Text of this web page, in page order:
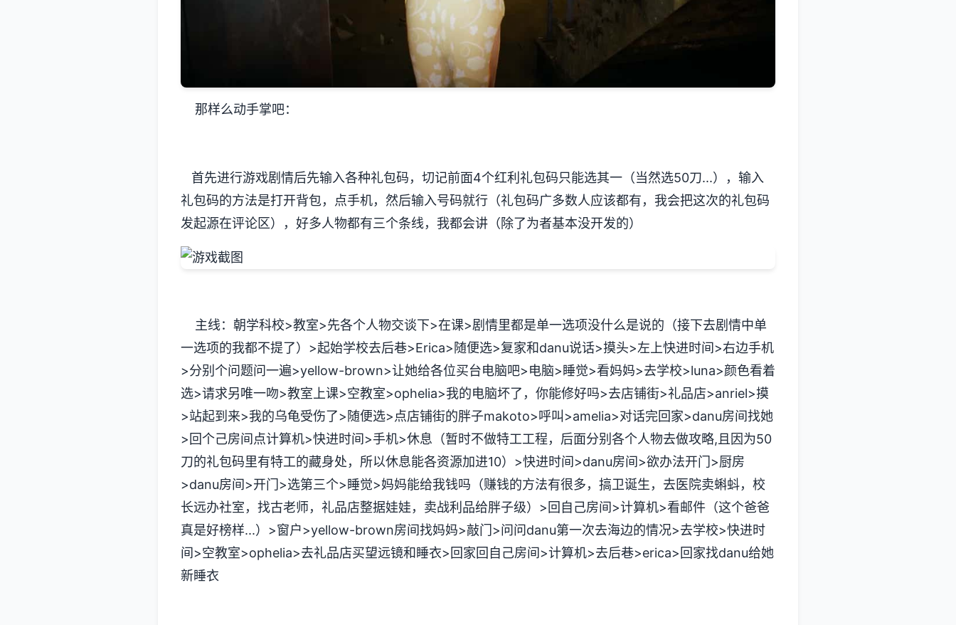
那样么动手掌吧：
首先进行游戏剧情后先输入各种礼包码，切记前面4个红利礼包码只能选其一（当然选50刀...），输入
礼包码的方法是打开背包，点手机，然后输入号码就行（礼包码广多数人应该都有，我会把这次的礼包码
发起源在评论区），好多人物都有三个条线，我都会讲（除了为者基本没开发的）
主线：朝学科校>教室>先各个人物交谈下>在课>剧情里都是单一选项没什么是说的（接下去剧情中单
一选项的我都不提了）>起始学校去后巷>Erica>随便选>复家和danu说话>摸头>左上快进时间>右边手机
>分别个问题问一遍>yellow-brown>让她给各位买台电脑吧>电脑>睡觉>看妈妈>去学校>luna>颜色看着
选>请求另唯一吻>教室上课>空教室>ophelia>我的电脑坏了，你能修好吗>去店铺街>礼品店>anriel>摸
>站起到来>我的乌龟受伤了>随便选>点店铺街的胖子makoto>呼叫>amelia>对话完回家>danu房间找她
>回个己房间点计算机>快进时间>手机>休息（暂时不做特工工程，后面分别各个人物去做攻略,且因为50
刀的礼包码里有特工的藏身处，所以休息能各资源加进10）>快进时间>danu房间>欲办法开门>厨房
>danu房间>开门>选第三个>睡觉>妈妈能给我钱吗（赚钱的方法有很多，搞卫诞生，去医院卖蝌蚪，校
长远办社室，找古老师，礼品店整据娃娃，卖战利品给胖子级）>回自己房间>计算机>看邮件（这个爸爸
真是好榜样...）>窗户>yellow-brown房间找妈妈>敲门>问问danu第一次去海边的情况>去学校>快进时
间>空教室>ophelia>去礼品店买望远镜和睡衣>回家回自己房间>计算机>去后巷>erica>回家找danu给她
新睡衣